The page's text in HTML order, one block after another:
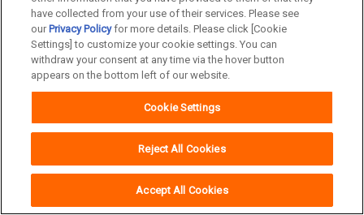
#ナプキンが洋服にひび
くのがきになる。
have collected from your use of their services. Please see
our Privacy Policyfor more details. Please click [Cookie
Settings] to customize your cookie settings. You can
withdraw your consent at any time via the hover button
appears on the bottom left of our website.
Cookie Settings
Reject All Cookies
Accept All Cookies